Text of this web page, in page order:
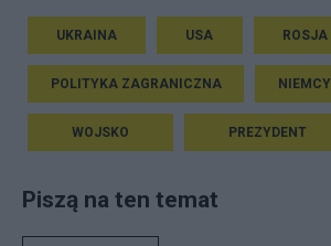
UKRAINA USA ROSJA
POLITYKA ZAGRANICZNA NIEMCY
WOJSKO PREZYDENT
Piszą na ten temat